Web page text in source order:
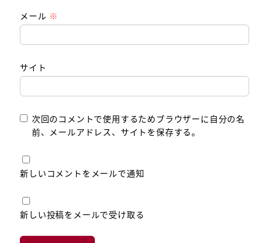
メール ※
サイト
次回のコメントで使用するためブラウザーに自分の名
前、メールアドレス、サイトを保存する。
新しいコメントをメールで通知
新しい投稿をメールで受け取る